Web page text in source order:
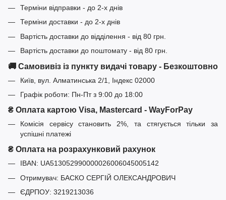
Терміни відправки - до 2-х днів
Терміни доставки - до 2-х днів
Вартість доставки до відділення - від 80 грн.
Вартість доставки до поштомату - від 80 грн.
🚚 Самовивіз із пункту видачі товару - Безкоштовно
Київ, вул. Алматинська 2/1, Індекс 02000
Графік роботи: Пн-Пт з 9:00 до 18:00
₴ Оплата картою Visa, Mastercard - WayForPay
Комісія сервісу становить 2%, та стягується тільки за
успішні платежі
₴ Оплата на розрахунковий рахунок
IBAN: UA513052990000026006045005142
Отримувач: БАСКО СЕРГІЙ ОЛЕКСАНДРОВИЧ
ЄДРПОУ: 3219213036